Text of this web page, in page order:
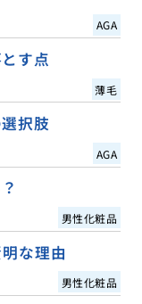
AGA
す点
薄毛
択肢
AGA
男性化粧品
な理由
男性化粧品